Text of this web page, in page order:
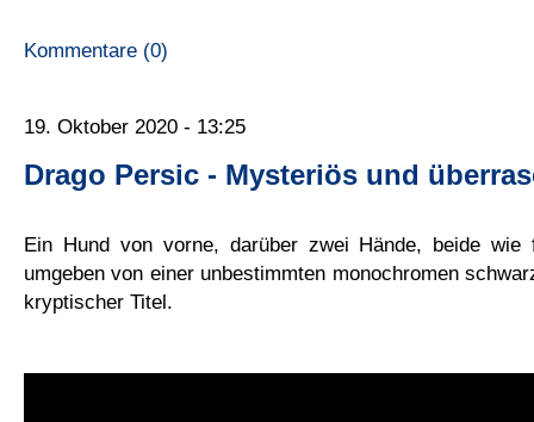
Kommentare (0)
19. Oktober 2020 - 13:25
Drago Persic - Mysteriös und
Ein Hund von vorne, darüber zwei Hände, beide wie
umgeben von einer unbestimmten monochromen
kryptischer Titel.